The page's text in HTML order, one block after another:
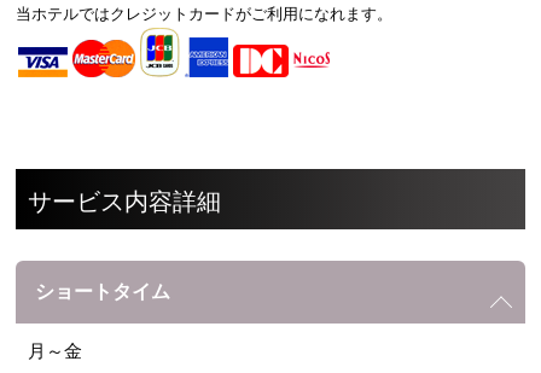
当ホテルではクレジットカードがご利用になれます。
サービス内容詳細
ショートタイム
月～金